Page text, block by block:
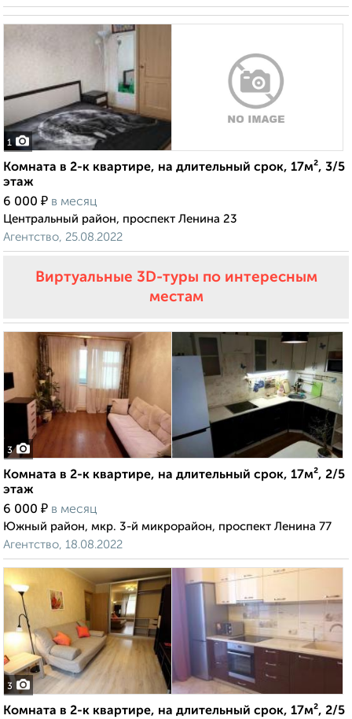
1
Комната в 2-к квартире, на длительный срок, 17м², 3/5
этаж
6 000 ₽ в месяц
Центральный район, проспект Ленина 23
Агентство, 25.08.2022
Виртуальные 3D-туры по интересным
местам
3
Комната в 2-к квартире, на длительный срок, 17м², 2/5
этаж
6 000 ₽ в месяц
Южный район, мкр. 3-й микрорайон, проспект Ленина 77
Агентство, 18.08.2022
3
Комната в 2-к квартире, на длительный срок, 17м², 2/5